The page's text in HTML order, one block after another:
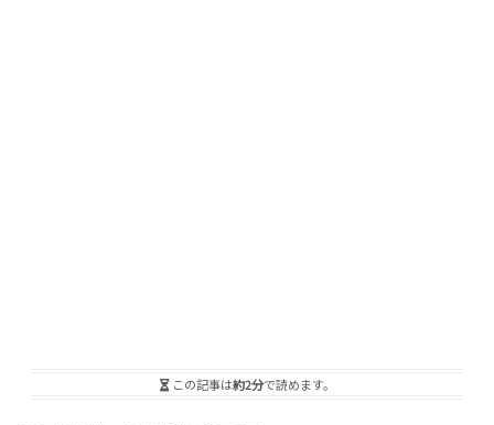
この記事は約2分で読めます。